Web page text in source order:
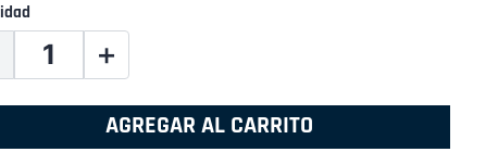
＋
AGREGAR AL CARRITO